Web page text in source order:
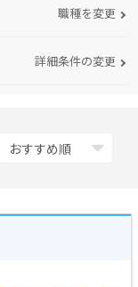
職種を変更
詳細条件の変更